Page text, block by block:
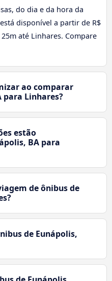
do dia e da hora da
disponível a partir de R$
até Linhares. Compare
ao comparar
para Linhares?
estão
BA para
de ônibus de
de Eunápolis,